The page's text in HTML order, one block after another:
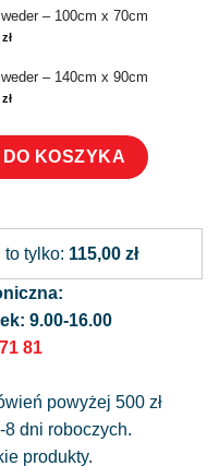
– 100cm x 70cm
zł
– 140cm x 90cm
zł
Belweder
DO KOSZYKA
to tylko: 115,00 zł
9.00-16.00
81
powyżej 500 zł
dni roboczych.
produkty.